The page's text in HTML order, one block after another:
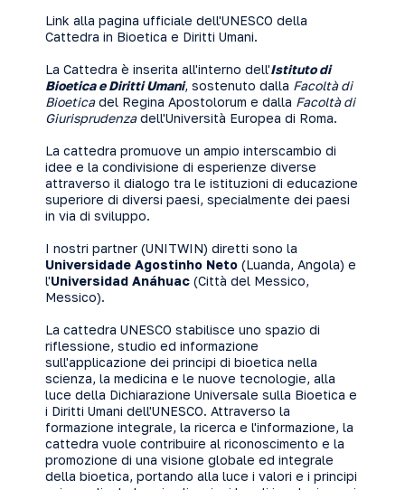
Link alla pagina ufficiale dell'UNESCO della
Cattedra in Bioetica e Diritti Umani.
La Cattedra è inserita all'interno dell'Istituto di
Bioetica e Diritti Umani, sostenuto dalla Facoltà di
Bioeticadel Regina Apostolorum e dalla Facoltà di
Giurisprudenzadell'Università Europea di Roma.
La cattedra promuove un ampio interscambio di
idee e la condivisione di esperienze diverse
attraverso il dialogo tra le istituzioni di educazione
superiore di diversi paesi, specialmente dei paesi
in via di sviluppo.
I nostri partner (UNITWIN) diretti sono la
Universidade Agostinho Neto (Luanda, Angola) e
l'Universidad Anáhuac (Città del Messico,
Messico).
La cattedra UNESCO stabilisce uno spazio di
riflessione, studio ed informazione
sull'applicazione dei principi di bioetica nella
scienza, la medicina e le nuove tecnologie, alla
luce della Dichiarazione Universale sulla Bioetica e
i Diritti Umani dell'UNESCO. Attraverso la
formazione integrale, la ricerca e l'informazione, la
cattedra vuole contribuire al riconoscimento e la
promozione di una visione globale ed integrale
della bioetica, portando alla luce i valori e i principi